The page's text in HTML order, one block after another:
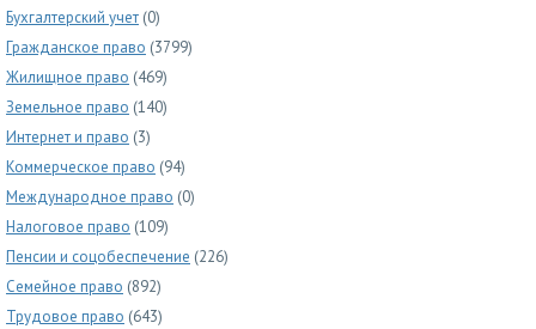
Бухгалтерский учет (0)
Гражданское право (3799)
Жилищное право (469)
Земельное право (140)
Интернет и право (3)
Коммерческое право (94)
Международное право (0)
Налоговое право (109)
Пенсии и соцобеспечение (226)
Семейное право (892)
Трудовое право (643)